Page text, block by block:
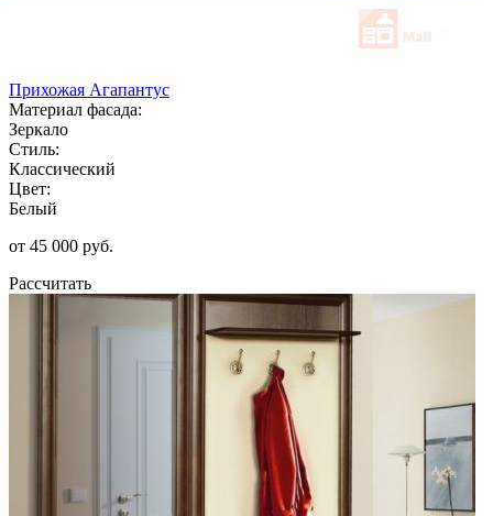
Прихожая Агапантус
Материал фасада:
Зеркало
Стиль:
Классический
Цвет:
Белый
от 45 000 руб.
Рассчитать